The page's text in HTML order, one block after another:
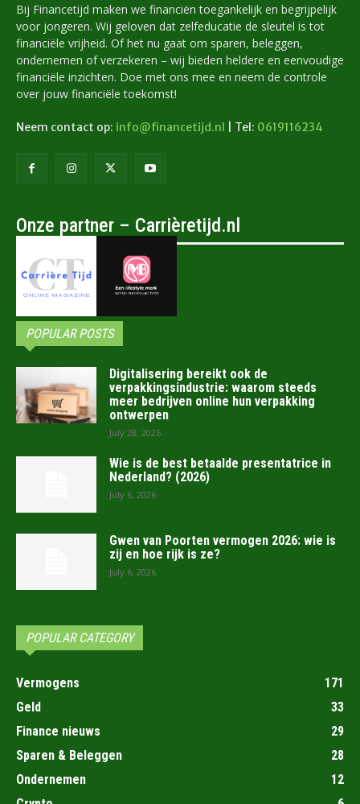
Bij Financetijd maken we financiën toegankelijk en begrijpelijk
voor jongeren. Wij geloven dat zelfeducatie de sleutel is tot
financiële vrijheid. Of het nu gaat om sparen, beleggen,
ondernemen of verzekeren – wij bieden heldere en eenvoudige
financiële inzichten. Doe met ons mee en neem de controle
over jouw financiële toekomst!
Neem contact op: info@financetijd.nl | Tel: 0619116234
Onze partner – Carrièretijd.nl
POPULAR POSTS
Digitalisering bereikt ook de
verpakkingsindustrie: waarom steeds
meer bedrijven online hun verpakking
ontwerpen
July 28, 2026
Wie is de best betaalde presentatrice in
Nederland? (2026)
July 6, 2026
Gwen van Poorten vermogen 2026: wie is
zij en hoe rijk is ze?
July 6, 2026
POPULAR CATEGORY
Vermogens
171
Geld
33
Finance nieuws
29
Sparen & Beleggen
28
Ondernemen
12